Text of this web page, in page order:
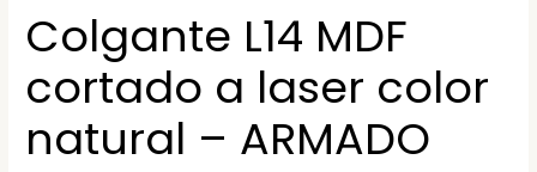
Colgante L14 MDF
cortado a laser color
natural – ARMADO